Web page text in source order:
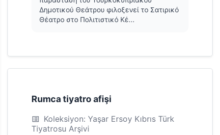
Δημοτικού Θεάτρου φιλοξενεί το Σατιρικό
Θέατρο στο Πολιτιστικό Κέ...
Rumca tiyatro afişi
Koleksiyon: Yaşar Ersoy Kıbrıs Türk
Tiyatrosu Arşivi